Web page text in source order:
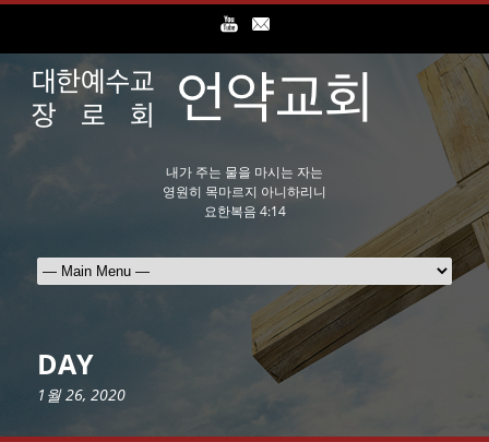
내가 주는 물을 마시는 자는
영원히 목마르지 아니하리니
요한복음 4:14
DAY
1월 26, 2020